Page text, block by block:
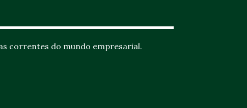
correntes do mundo empresarial.